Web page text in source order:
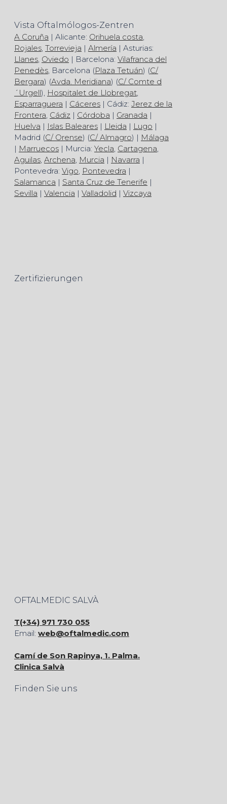
Vista Oftalmólogos-Zentren
A Coruña | Alicante: Orihuela costa,
Rojales, Torrevieja | Almería | Asturias:
Llanes, Oviedo | Barcelona: Vilafranca del
Penedès, Barcelona (Plaza Tetuán) (C/
Bergara) (Avda. Meridiana) (C/ Comte d
´Urgell), Hospitalet de Llobregat,
Esparraguera | Cáceres | Cádiz: Jerez de la
Frontera, Cádiz | Córdoba | Granada |
Huelva | Islas Baleares | Lleida | Lugo |
Madrid (C/ Orense) (C/ Almagro) | Málaga
| Marruecos | Murcia: Yecla, Cartagena,
Aguilas, Archena, Murcia | Navarra |
Pontevedra: Vigo, Pontevedra |
Salamanca | Santa Cruz de Tenerife |
Sevilla | Valencia | Valladolid | Vizcaya
Zertifizierungen
OFTALMEDIC SALVÀ
T(+34) 971 730 055
Email: web@oftalmedic.com
Camí de Son Rapinya, 1. Palma.
Clinica Salvà
Finden Sie uns